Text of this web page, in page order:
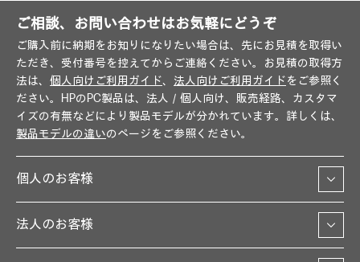
ご相談、お問い合わせはお気軽にどうぞ
ご購入前に納期をお知りになりたい場合は、先にお見積を取得い
ただき、受付番号を控えてからご連絡ください。お見積の取得方
法は、 個人向けご利用ガイド、 法人向けご利用ガイドをご参照く
ださい。HPのPC製品は、法人／個人向け、販売経路、カスタマ
イズの有無などにより製品モデルが分かれています。詳しくは、
製品モデルの違いのページをご参照ください。
個人のお客様
法人のお客様